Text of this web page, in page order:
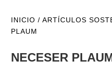
INICIO /ARTÍCULOS
PLAUM
NECESER